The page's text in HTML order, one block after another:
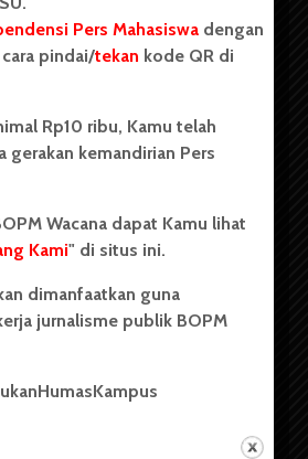
rights reserved BOPM WACANA.
(BOPM) Wacana merupakan
di luar kampus dan dikelola
Wacana merupakan salah satu
(UKM) di Universitas Sumatera
Pers Mahasiswa dengan
pindai/tekan kode QR di
Rp10 ribu, Kamu telah
gerakan kemandirian Pers
Wacana dapat Kamu lihat
Kami" di situs ini.
dimanfaatkan guna
jurnalisme publik BOPM